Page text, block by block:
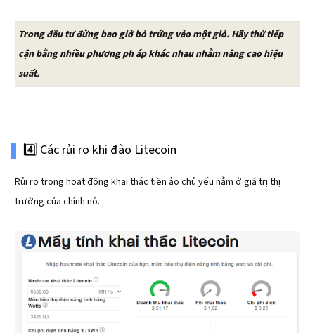
Trong đầu tư đừng bao giờ bỏ trứng vào một giỏ. Hãy thử tiếp
cận bằng nhiều phương ph áp khác nhau nhằm nâng cao hiệu
suất.
4️⃣ Các rủi ro khi đào Litecoin
Rủi ro trong hoạt động khai thác tiền ảo chủ yếu nằm ở giá trị thị
trường của chính nó.